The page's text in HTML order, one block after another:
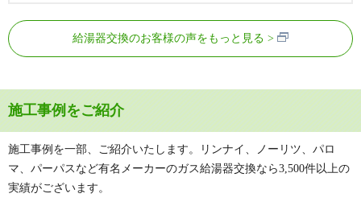
給湯器交換のお客様の声をもっと見る
施工事例をご紹介
施工事例を一部、ご紹介いたします。リンナイ、ノーリツ、パロ
マ、パーパスなど有名メーカーのガス給湯器交換なら3,500件以上の
実績がございます。